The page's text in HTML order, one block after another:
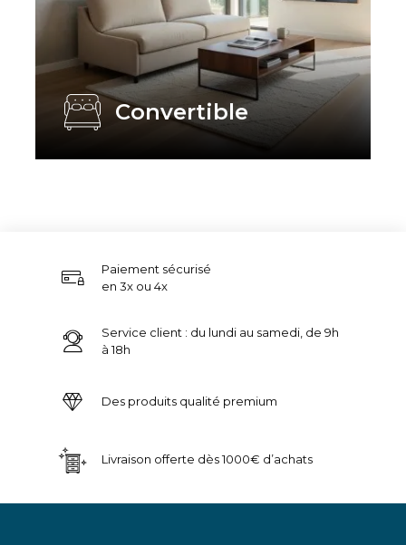
Convertible
Paiement sécurisé
en 3x ou 4x
Service client : du lundi au samedi, de 9h
à 18h
Des produits qualité premium
Livraison offerte dès 1000€ d’achats